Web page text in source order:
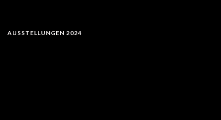
AUSSTELLUNGEN 2024